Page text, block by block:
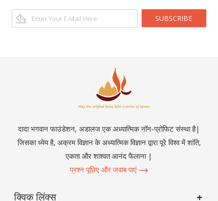
SUBSCRIBE
दादा भगवान फाउंडेशन, अडालज एक अध्यात्मिक नॉन-प्रोफिट संस्था है|
जिसका ध्येय है, अक्रम विज्ञान के अध्यात्मिक विज्ञान द्वारा पूरे विश्व में शांति,
एकता और शाश्वत आनंद फैलाना |
प्रश्न पूछिए और जवाब पाएं
क्विक लिंक्स